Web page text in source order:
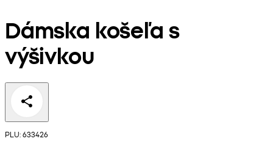
Dámska košeľa s
výšivkou
PLU: 633426